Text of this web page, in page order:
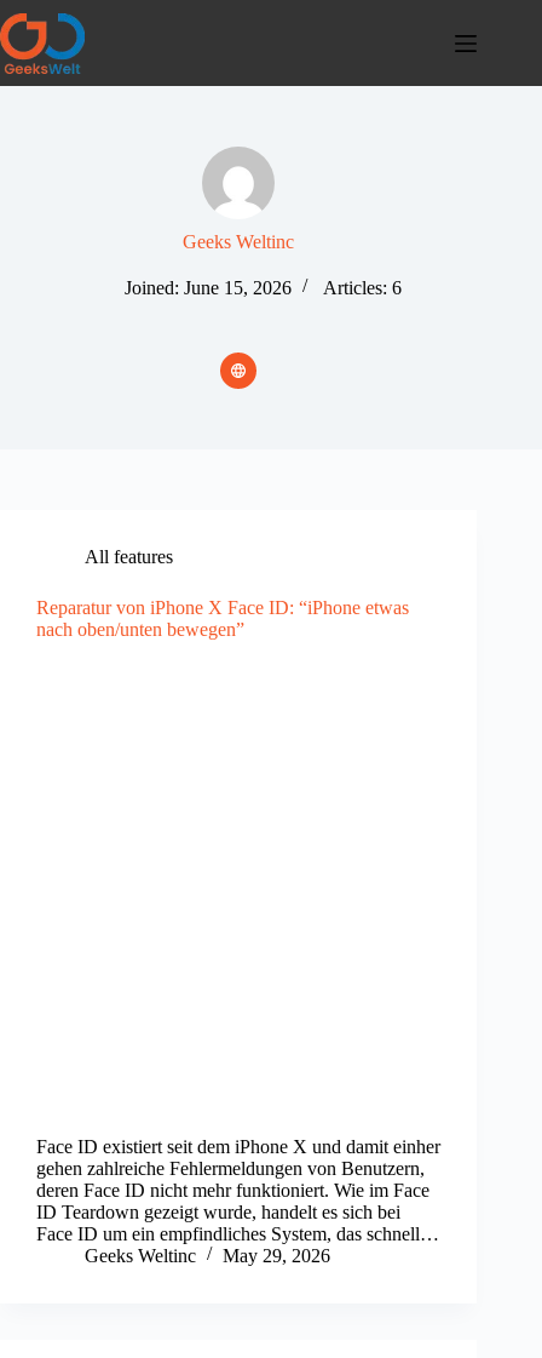
Skip
to
content
Geeks Weltinc
Joined: June 15, 2026 Articles: 6
All features
Reparatur von iPhone X Face ID: “iPhone etwas
nach oben/unten bewegen”
Face ID existiert seit dem iPhone X und damit einher
gehen zahlreiche Fehlermeldungen von Benutzern,
deren Face ID nicht mehr funktioniert. Wie im Face
ID Teardown gezeigt wurde, handelt es sich bei
Face ID um ein empfindliches System, das schnell…
Geeks Weltinc
May 29, 2026